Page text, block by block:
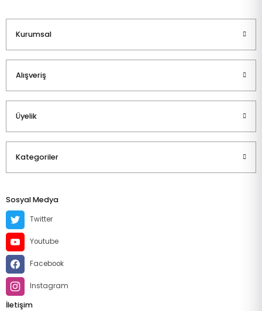
Kurumsal
Alışveriş
Üyelik
Kategoriler
Sosyal Medya
Twitter
Youtube
Facebook
Instagram
İletişim